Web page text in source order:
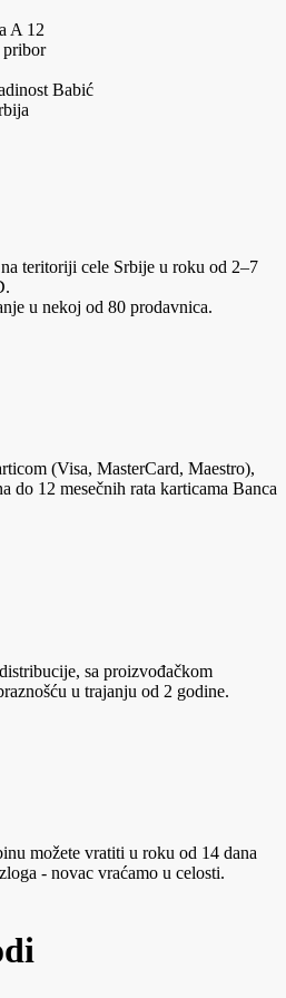
A 12
Babić
teritoriji cele Srbije u roku od 2–7
u nekoj od 80 prodavnica.
(Visa, MasterCard, Maestro),
12 mesečnih rata karticama Banca
sa proizvođačkom
u trajanju od 2 godine.
možete vratiti u roku od 14 dana
- novac vraćamo u celosti.